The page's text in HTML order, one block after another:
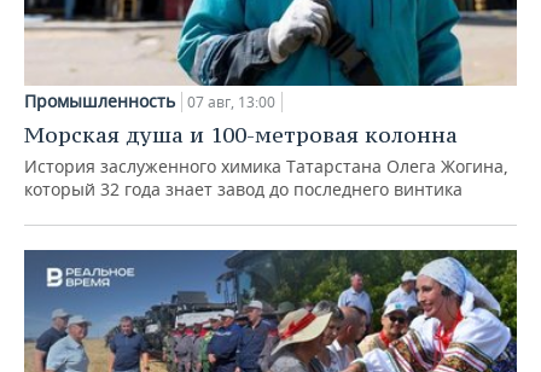
Промышленность 07 авг, 13:00
Морская душа и 100-метровая колонна
История заслуженного химика Татарстана Олега Жогина,
который 32 года знает завод до последнего винтика